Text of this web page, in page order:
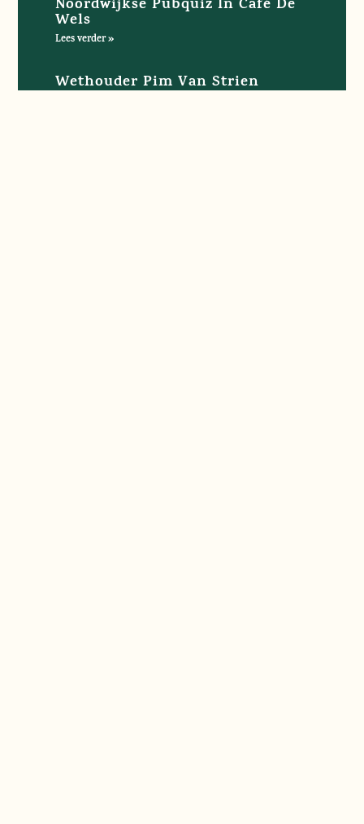
Noordwijkse Pubquiz In Café De
Wels
Lees verder »
Wethouder Pim Van Strien
Ontvangt Eerste Exemplaar Flyer